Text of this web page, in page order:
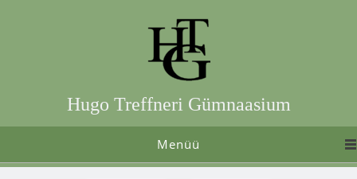
Hugo Treffneri Gümnaasium
Menüü